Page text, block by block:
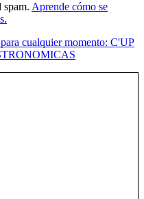
spam. Aprende cómo se
cualquier momento: C'UP